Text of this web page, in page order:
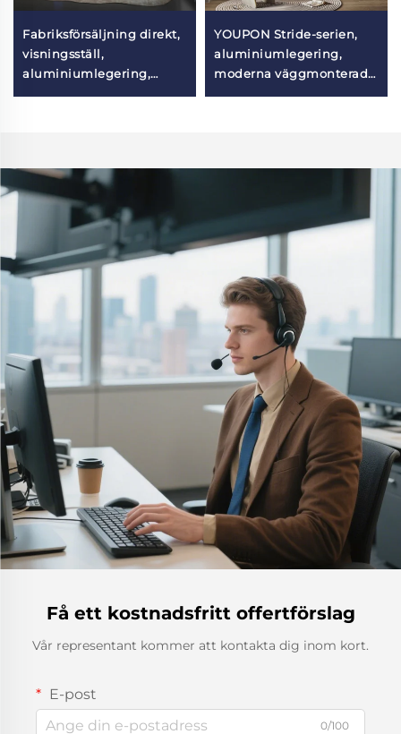
Fabriksförsäljning direkt,
visningsställ,
aluminiumlegering,
YOUPON Stride-serien,
aluminiumlegering,
moderna väggmonterade
Få ett kostnadsfritt offertförslag
Vår representant kommer att kontakta dig inom kort.
E-post
0/100